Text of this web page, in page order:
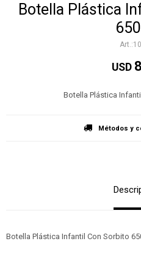
Botella Plástica
USD
Botella Plástica
Métodos y
Botella Plástica Infantil Con Sorbito